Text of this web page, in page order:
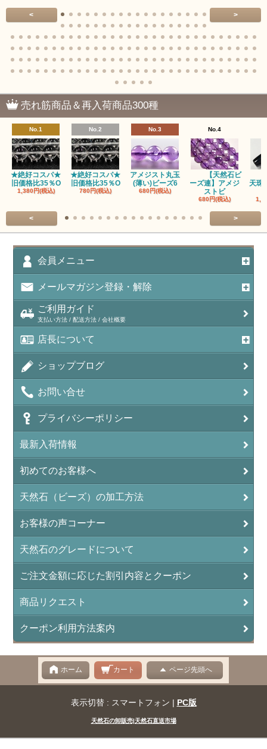
アゲート（瑪瑙/Agate）各種
アズロマラカイト（Azuromalachite）
アパタイト
アベンチュリン(クォーツァイト/Aventurine)
アマゾナイト（天河石/Amazonite）
アポフィライト（Apophylite）/魚眼石
アメジスト（紫水晶/Amethyst）
アメシスティンクォーツ（Amethest in quartz）
ラベンダーアメジスト
アメトリン（紫黄水晶/Ametrine）
アラゴナイト（霰石/Aragonite）
アンデシン（チベット産日長石）
アンフィボールインクォーツ(Amphibole)
アンフィボールロック/角閃岩（Amphibole ）
イーグルアイ（EagleEye）
インカローズ（ロードクロサイト/Rhodochrosite）
インディアンアゲート(Indian Agate)
エメラルド(emerald/翠玉)
エレスチャル(elestial/骸骨水晶)
オーロラクォーツ(レインボー水晶)
オニキス(ブラック)(Black Onyx)
オブシディアン（黒曜石/Obsidian）
オフィカルサイト（蛇灰岩/Ophicalcite）
オパール（蛋白石/Opal）
< >
売れ筋商品＆再入荷商品300種
No.1
★絶好コスパ★
旧価格比35％O
1,380円(税込)
No.2
★絶好コスパ★
旧価格比35％O
780円(税込)
No.3
アメジスト丸玉
(薄い)ビーズ6
680円(税込)
No.4
【天然石ビ
ーズ連】アメジ
ストビ
680円(税込)
天珠
< >
会員メニュー
メールマガジン登録・解除
ご利用ガイド
支払い方法 / 配送方法 / 会社概要
店長について
ショップブログ
お問い合せ
プライバシーポリシー
最新入荷情報
初めてのお客様へ
天然石（ビーズ）の加工方法
お客様の声コーナー
天然石のグレードについて
ご注文金額に応じた割引内容とクーポン
商品リクエスト
クーポン利用方法案内
ホーム カート ページ先頭へ
表示切替 : スマートフォン | PC版
天然石の卸販売|天然石直送市場